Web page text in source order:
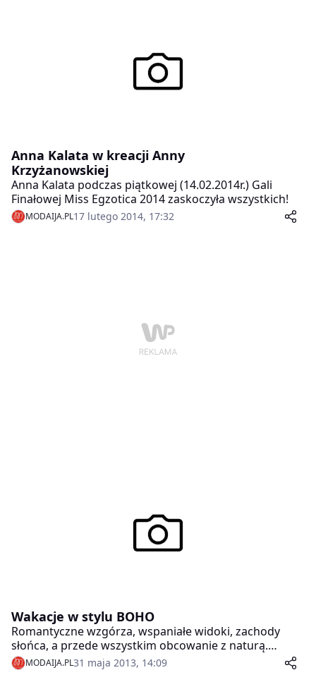
Anna Kalata w kreacji Anny
Krzyżanowskiej
Anna Kalata podczas piątkowej (14.02.2014r.) Gali
Finałowej Miss Egzotica 2014 zaskoczyła wszystkich!
MODAIJA.PL17 lutego 2014, 17:32
Wakacje w stylu BOHO
Romantyczne wzgórza, wspaniałe widoki, zachody
słońca, a przede wszystkim obcowanie z naturą.
Razem z New Look zapraszamy do spędzania wakacji z
dala od miejskiego zgiełku, na łonie natury, gdzie
MODAIJA.PL31 maja 2013, 14:09